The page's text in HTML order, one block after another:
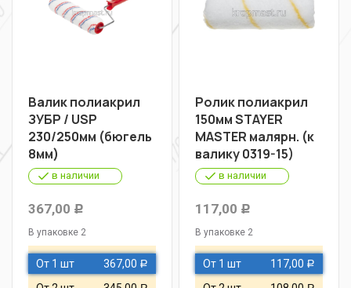
Валик полиакрил
ЗУБР / USP
230/250мм (бюгель
8мм)
в наличии
367,00 Р
В упаковке 2
От 1 шт 367,00 Р
Ролик полиакрил
150мм STAYER
MASTER малярн. (к
валику 0319-15)
в наличии
117,00 Р
В упаковке 2
От 1 шт 117,00 Р